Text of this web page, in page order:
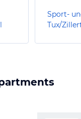
Sport-
Tux/